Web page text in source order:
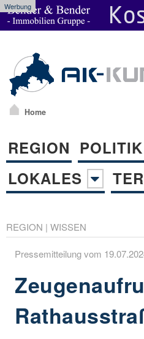
Werbung
Home
REGION POLITIK
LOKALES
REGION | WISSEN
Pressemitteilung vom